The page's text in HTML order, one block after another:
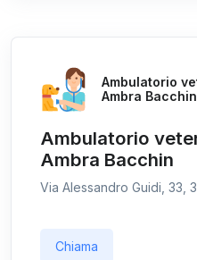
Ambulatorio
Ambra Bacchin
Ambulatorio
Ambra Bacchin
Via Alessandro Guidi, 33,
Chiama